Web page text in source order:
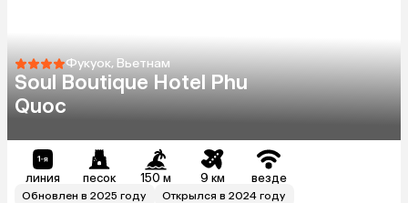
Фукуок, Вьетнам
Soul Boutique Hotel Phu
Quoc
линия песок 150 м 9 км везде
Обновлен в 2025 году Открылся в 2024 году